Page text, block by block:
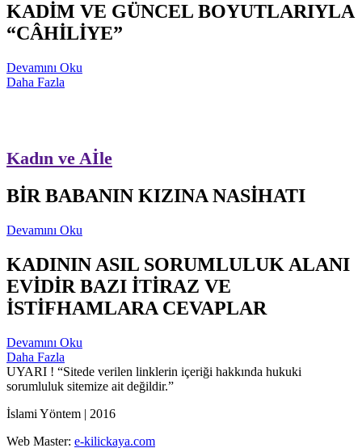
KADİM VE GÜNCEL BOYUTLARIYLA
“CÂHİLİYE”
Devamını Oku
Daha Fazla
Kadın ve Aİle
BİR BABANIN KIZINA NASİHATI
Devamını Oku
KADININ ASIL SORUMLULUK ALANI
EVİDİR BAZI İTİRAZ VE
İSTİFHAMLARA CEVAPLAR
Devamını Oku
Daha Fazla
UYARI ! “Sitede verilen linklerin içeriği hakkında hukuki
sorumluluk sitemize ait değildir.”
İslami Yöntem | 2016
Web Master: e-kilickaya.com